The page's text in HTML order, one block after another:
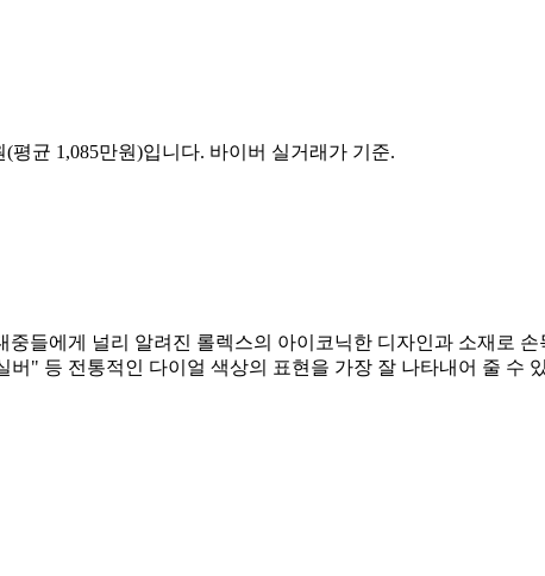
평균 1,085만원)입니다. 바이버 실거래가 기준.
들에게 널리 알려진 롤렉스의 아이코닉한 디자인과 소재로
" 등 전통적인 다이얼 색상의 표현을 가장 잘 나타내어 줄 수